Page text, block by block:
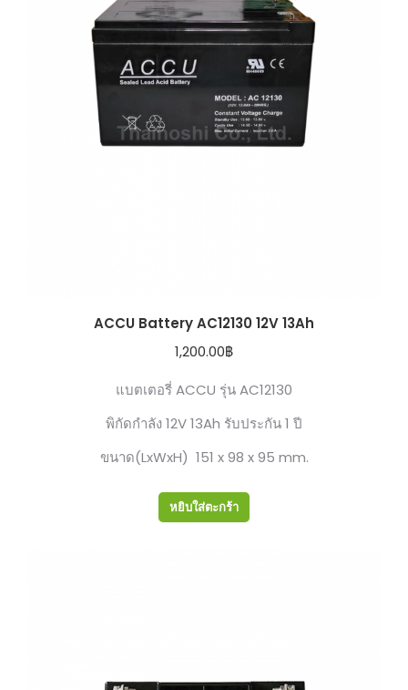
ACCU Battery AC12130 12V 13Ah
1,200.00฿
แบตเตอรี่ ACCU รุ่น AC12130
พิกัดกำลัง 12V 13Ah รับประกัน 1 ปี
ขนาด(LxWxH) 151 x 98 x 95 mm.
หยิบใส่ตะกร้า